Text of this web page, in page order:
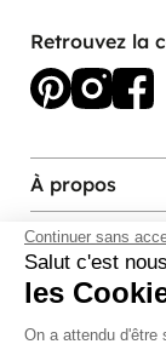
Continuer sans
Salut c'est
les
On a attendu d'être
Retrouvez la
À propos
Services et
Magasins et